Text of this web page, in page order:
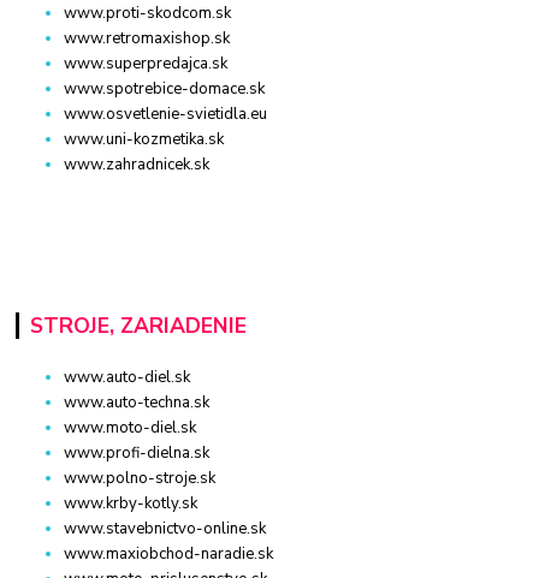
www.proti-skodcom.sk
www.retromaxishop.sk
www.superpredajca.sk
www.spotrebice-domace.sk
www.osvetlenie-svietidla.eu
www.uni-kozmetika.sk
www.zahradnicek.sk
STROJE, ZARIADENIE
www.auto-diel.sk
www.auto-techna.sk
www.moto-diel.sk
www.profi-dielna.sk
www.polno-stroje.sk
www.krby-kotly.sk
www.stavebnictvo-online.sk
www.maxiobchod-naradie.sk